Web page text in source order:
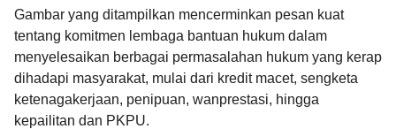
Gambar yang ditampilkan mencerminkan pesan kuat
tentang komitmen lembaga bantuan hukum dalam
menyelesaikan berbagai permasalahan hukum yang kerap
dihadapi masyarakat, mulai dari kredit macet, sengketa
ketenagakerjaan, penipuan, wanprestasi, hingga
kepailitan dan PKPU.